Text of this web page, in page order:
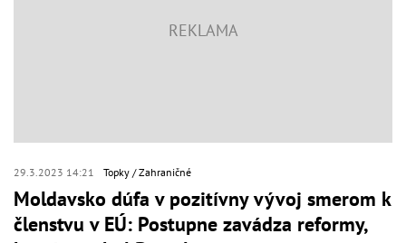
29.3.2023 14:21 Topky Zahraničné
Moldavsko dúfa v pozitívny vývoj smerom k
členstvu v EÚ: Postupne zavádza reformy,